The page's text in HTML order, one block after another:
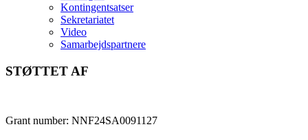
Kontingentsatser
Sekretariatet
Video
Samarbejdspartnere
STØTTET AF
Grant number: NNF24SA0091127